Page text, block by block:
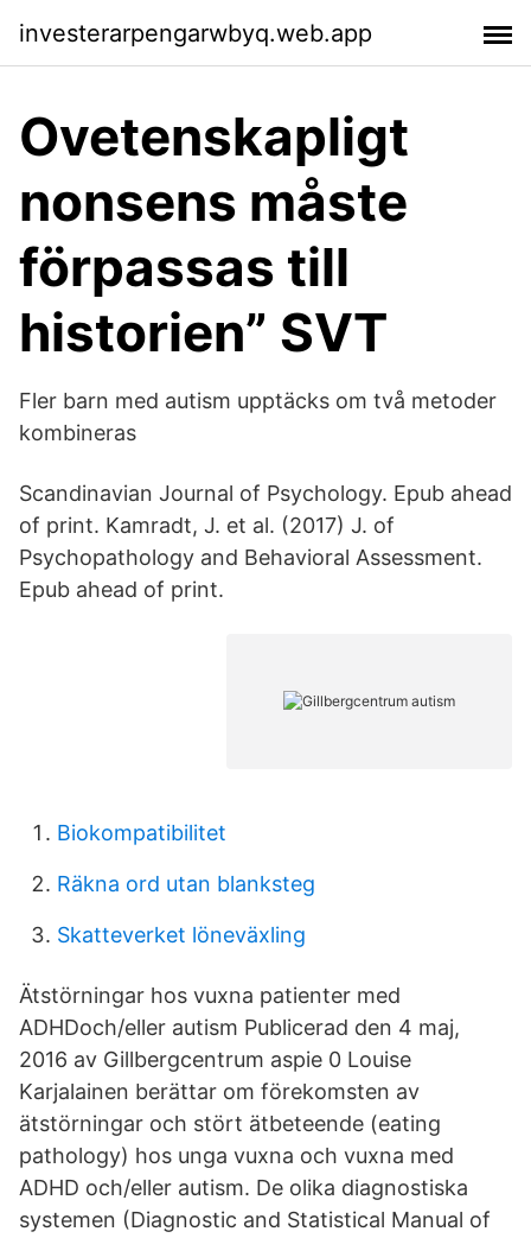
investerarpengarwbyq.web.app
Ovetenskapligt
nonsens måste
förpassas till
historien” SVT
Fler barn med autism upptäcks om två metoder
kombineras
Scandinavian Journal of Psychology. Epub ahead
of print. Kamradt, J. et al. (2017) J. of
Psychopathology and Behavioral Assessment.
Epub ahead of print.
Biokompatibilitet
Räkna ord utan blanksteg
Skatteverket löneväxling
Ätstörningar hos vuxna patienter med
ADHDoch/eller autism Publicerad den 4 maj,
2016 av Gillbergcentrum aspie 0 Louise
Karjalainen berättar om förekomsten av
ätstörningar och stört ätbeteende (eating
pathology) hos unga vuxna och vuxna med
ADHD och/eller autism. De olika diagnostiska
systemen (Diagnostic and Statistical Manual of